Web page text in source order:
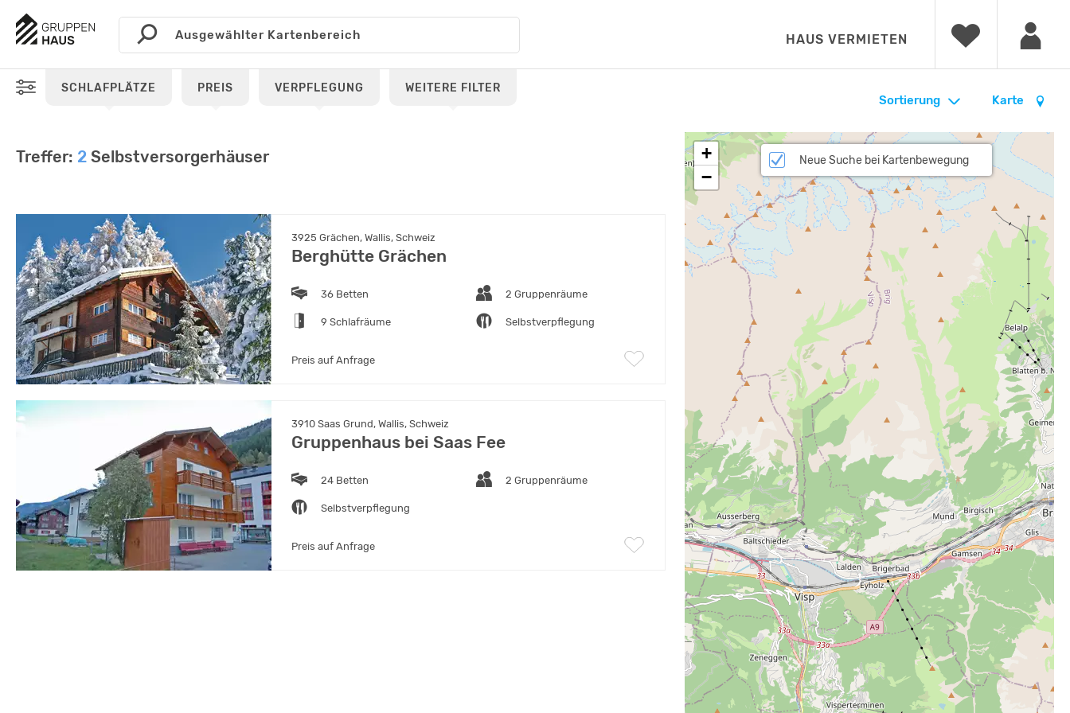
HAUS VERMIETEN
SCHLAFPLÄTZE PREIS VERPFLEGUNG WEITERE FILTER
Karte
Sortierung
Treffer: 2 Selbstversorgerhäuser
3925 Grächen, Wallis, Schweiz
Berghütte Grächen
36 Betten 2 Gruppenräume
9 Schlafräume Selbstverpflegung
Preis auf Anfrage
3910 Saas Grund, Wallis, Schweiz
Gruppenhaus bei Saas Fee
24 Betten 2 Gruppenräume
Selbstverpflegung
Preis auf Anfrage
+
−
Neue Suche bei Kartenbewegung